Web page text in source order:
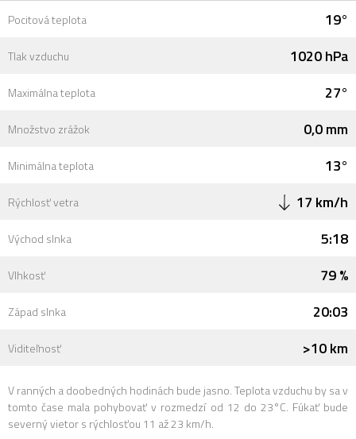
Pocitová teplota 19°
Tlak vzduchu 1020 hPa
Maximálna teplota 27°
Množstvo zrážok 0,0 mm
Minimálna teplota 13°
Rýchlosť vetra 17 km/h
Východ slnka 5:18
Vlhkosť 79 %
Západ slnka 20:03
Viditeľnosť >10 km
V ranných a doobedných hodinách bude jasno. Teplota vzduchu by sa v
tomto čase mala pohybovať v rozmedzí od 12 do 23°C. Fúkať bude
severný vietor s rýchlosťou 11 až 23 km/h.